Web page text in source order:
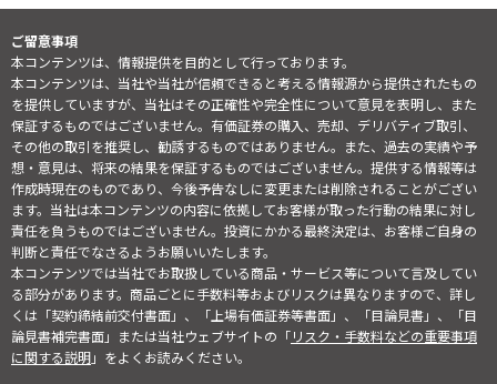
ご留意事項
本コンテンツは、情報提供を目的として行っております。
本コンテンツは、当社や当社が信頼できると考える情報源から提供されたもの
を提供していますが、当社はその正確性や完全性について意見を表明し、また
保証するものではございません。有価証券の購入、売却、デリバティブ取引、
その他の取引を推奨し、勧誘するものではありません。また、過去の実績や予
想・意見は、将来の結果を保証するものではございません。提供する情報等は
作成時現在のものであり、今後予告なしに変更または削除されることがござい
ます。当社は本コンテンツの内容に依拠してお客様が取った行動の結果に対し
責任を負うものではございません。投資にかかる最終決定は、お客様ご自身の
判断と責任でなさるようお願いいたします。
本コンテンツでは当社でお取扱している商品・サービス等について言及してい
る部分があります。商品ごとに手数料等およびリスクは異なりますので、詳し
くは「契約締結前交付書面」、「上場有価証券等書面」、「目論見書」、「目
論見書補完書面」または当社ウェブサイトの「リスク・手数料などの重要事項
に関する説明」をよくお読みください。